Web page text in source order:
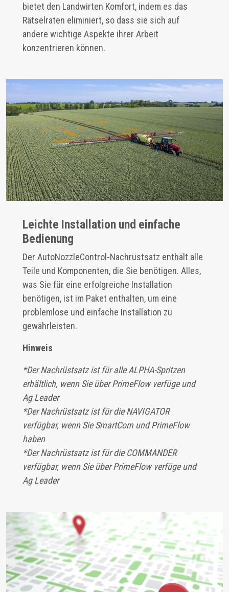
bietet den Landwirten Komfort, indem es das
Rätselraten eliminiert, so dass sie sich auf
andere wichtige Aspekte ihrer Arbeit
konzentrieren können.
Leichte Installation und einfache
Bedienung
Der AutoNozzleControl-Nachrüstsatz enthält alle
Teile und Komponenten, die Sie benötigen. Alles,
was Sie für eine erfolgreiche Installation
benötigen, ist im Paket enthalten, um eine
problemlose und einfache Installation zu
gewährleisten.
Hinweis
*Der Nachrüstsatz ist für alle ALPHA-Spritzen
erhältlich, wenn Sie über PrimeFlow verfüge und
Ag Leader
*Der Nachrüstsatz ist für die NAVIGATOR
verfügbar, wenn Sie SmartCom und PrimeFlow
haben
*Der Nachrüstsatz ist für die COMMANDER
verfügbar, wenn Sie über PrimeFlow verfüge und
Ag Leader